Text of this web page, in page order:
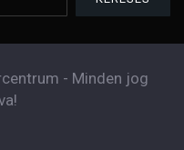
- Minden jog